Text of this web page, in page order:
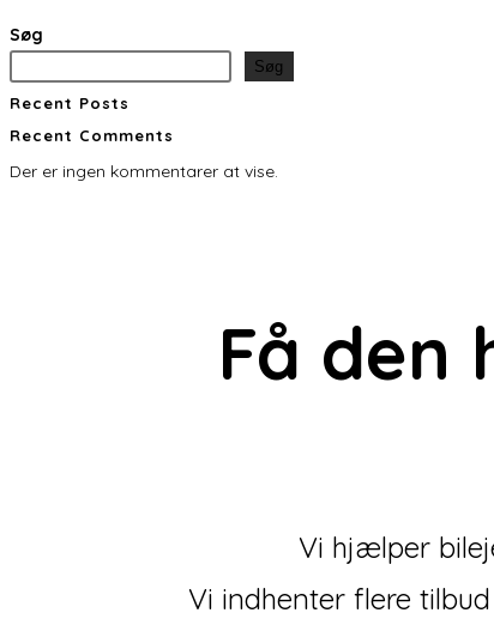
Søg
Søg
Recent Posts
Recent Comments
Der er ingen kommentarer at vise.
Få den
Vi hjælper
Vi indhenter flere